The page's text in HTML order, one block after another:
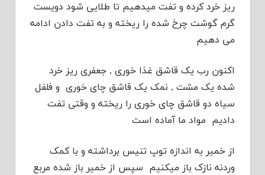
ریز خرد کرده و تفت میدهیم تا طلایی شود دویست
گرم گوشت چرخ شده را ریخته و به تفت دادن ادامه
می دهیم
اکنون رب یک قاشق غذا خوری , جعفری ریز خرد
شده یک مشت , نمک یک قاشق چای خوری و فلفل
سیاه دو قاشق چای خوری را ریخته و وقتی تفت
دادیم مواد ما آماده است
از خمیر به اندازه توپ تنیس برداشته و با کمک
وردنه نازک باز میکنیم سپس از خمیر باز شده مربع